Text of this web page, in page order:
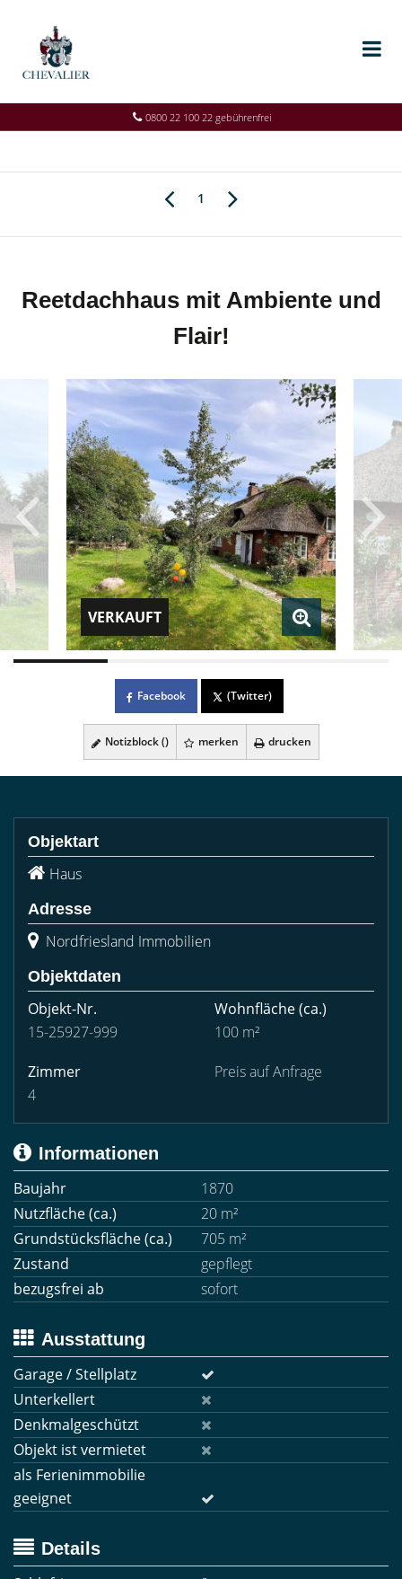
0800 22 100 22 gebührenfrei
1
Reetdachhaus mit Ambiente und
Flair!
VERKAUFT
Facebook (Twitter)
Notizblock () merken drucken
Objektart
Haus
Adresse
Nordfriesland Immobilien
Objektdaten
Objekt-Nr.
15-25927-999
Wohnfläche(ca.)
100 m²
Zimmer
4
Preis auf Anfrage
Informationen
Baujahr
1870
Nutzfläche (ca.)
20 m²
Grundstücksfläche (ca.)
705 m²
Zustand
gepflegt
bezugsfrei ab
sofort
Ausstattung
Garage / Stellplatz
Unterkellert
Denkmalgeschützt
Objekt ist vermietet
als Ferienimmobilie
geeignet
Details